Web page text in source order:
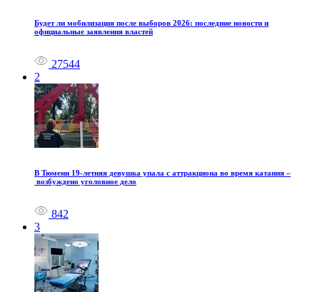
Будет ли мобилизация после выборов 2026: последние новости и
официальные заявления властей
27544
2
В Тюмени 19‑летняя девушка упала с аттракциона во время катания –
возбуждено уголовное дело
842
3